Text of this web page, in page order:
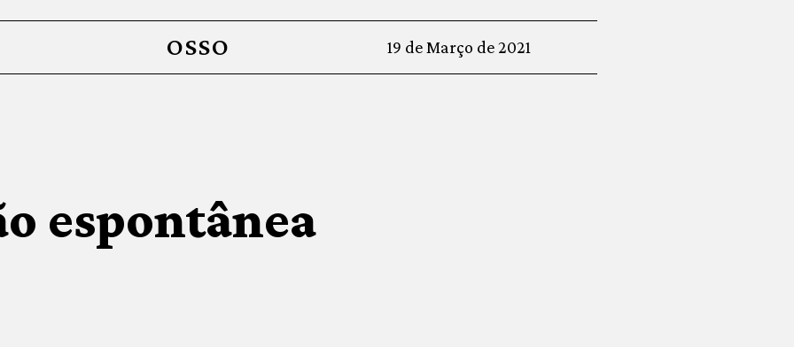
OSSO 19 de Março de 2021
espontânea